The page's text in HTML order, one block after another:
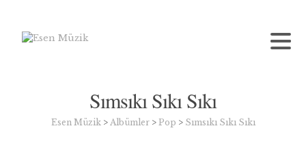
Sımsıkı Sıkı Sıkı
Esen Müzik> Albümler> Pop > Sımsıkı Sıkı Sıkı